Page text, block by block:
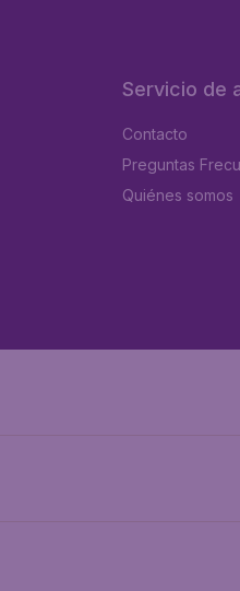
Servicio de
Contacto
Preguntas
Quiénes somos